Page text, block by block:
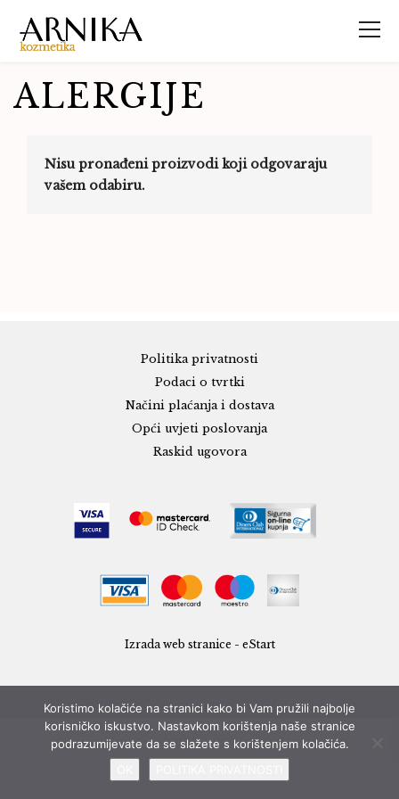
ALERGIJE
Nisu pronađeni proizvodi koji odgovaraju
vašem odabiru.
Politika privatnosti
Podaci o tvrtki
Načini plaćanja i dostava
Opći uvjeti poslovanja
Raskid ugovora
Izrada web stranice - eStart
Koristimo kolačiće na stranici kako bi Vam pružili najbolje
korisničko iskustvo. Nastavkom korištenja naše stranice
podrazumijevate da se slažete s korištenjem kolačića.